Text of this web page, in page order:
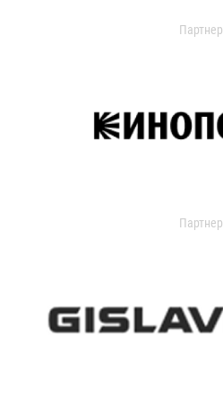
Партнер
Партнер